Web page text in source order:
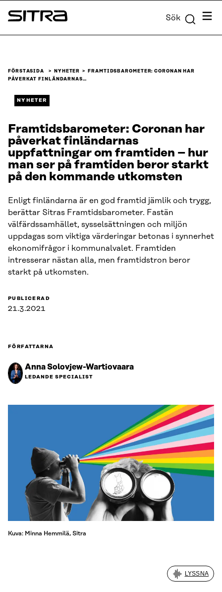
Skip to
content
Sitra Sök Meny
FÖRSTASIDA NYHETER
FRAMTIDSBAROMETER: CORONAN HAR
PÅVERKAT FINLÄNDARNAS…
NYHETER
Framtidsbarometer: Coronan har
påverkat finländarnas
uppfattningar om framtiden – hur
man ser på framtiden beror starkt
på den kommande utkomsten
Enligt finländarna är en god framtid jämlik och trygg,
berättar Sitras Framtidsbarometer. Fastän
välfärdssamhället, sysselsättningen och miljön
uppdagas som viktiga värderingar betonas i synnerhet
ekonomifrågor i kommunalvalet. Framtiden
intresserar nästan alla, men framtidstron beror
starkt på utkomsten.
PUBLICERAD
21.3.2021
FÖRFATTARNA
Anna Solovjew-Wartiovaara
LEDANDE SPECIALIST
Kuva: Minna Hemmilä, Sitra
LYSSNA